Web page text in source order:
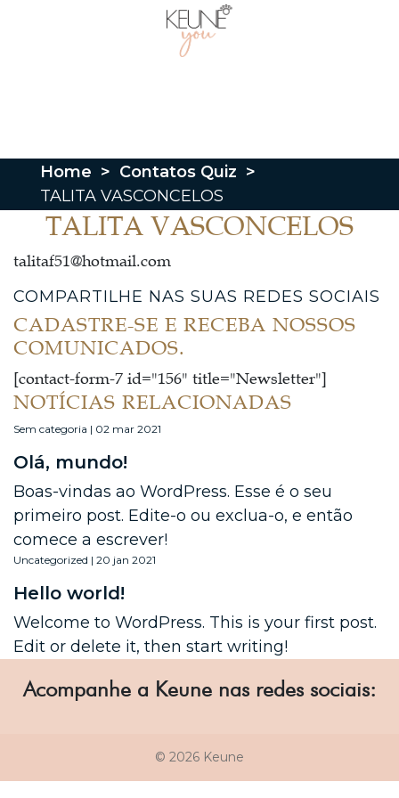
Home > Contatos Quiz >
TALITA VASCONCELOS
TALITA VASCONCELOS
talitaf51@hotmail.com
COMPARTILHE NAS SUAS REDES SOCIAIS
CADASTRE-SE E RECEBA NOSSOS
COMUNICADOS.
[contact-form-7 id="156" title="Newsletter"]
NOTÍCIAS RELACIONADAS
Sem categoria | 02 mar 2021
Olá, mundo!
Boas-vindas ao WordPress. Esse é o seu
primeiro post. Edite-o ou exclua-o, e então
comece a escrever!
Uncategorized | 20 jan 2021
Hello world!
Welcome to WordPress. This is your first post.
Edit or delete it, then start writing!
Acompanhe a Keune nas redes sociais:
© 2026 Keune